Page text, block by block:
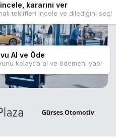
kararını ver
teklifleri incele ve dilediğini seç!
Al ve Öde
kolayca al ve ödemeni yap!